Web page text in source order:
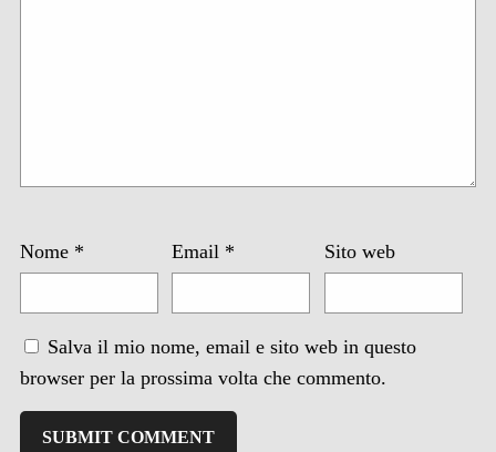
Nome * Email * Sito web
Salva il mio nome, email e sito web in questo
browser per la prossima volta che commento.